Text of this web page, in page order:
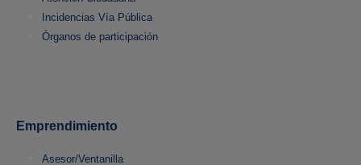
Incidencias Vía Pública
Órganos de participación
Emprendimiento
Asesor/Ventanilla